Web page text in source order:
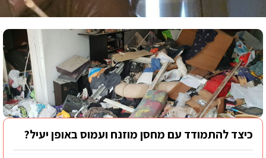
כיצד להתמודד עם מחסן מוזנח ועמוס באופן יעיל?